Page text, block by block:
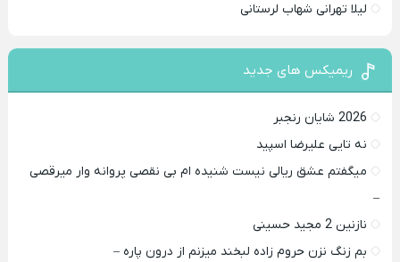
لیلا تهرانی شهاب لرستانی
ریمیکس های جدید
2026 شایان رنجبر
نه تایی علیرضا اسپید
میگفتم عشق ریالی نیست شنیده ام بی نقصی پروانه وار میرقصی
–
نازنین 2 مجید حسینی
بم زنگ نزن حروم زاده لبخند میزنم از درون پاره –